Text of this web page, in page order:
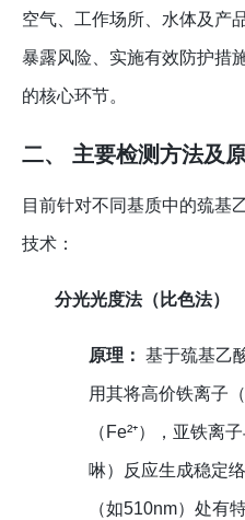
空气、工作场所、水体及产
暴露风险、实施有效防护措
的核心环节。
二、 主要检测方法及
目前针对不同基质中的巯基
技术：
分光光度法（比色法）
原理： 基于巯基乙
用其将高价铁离子
（Fe²⁺），亚铁离
啉）反应生成稳定
（如510nm）处有